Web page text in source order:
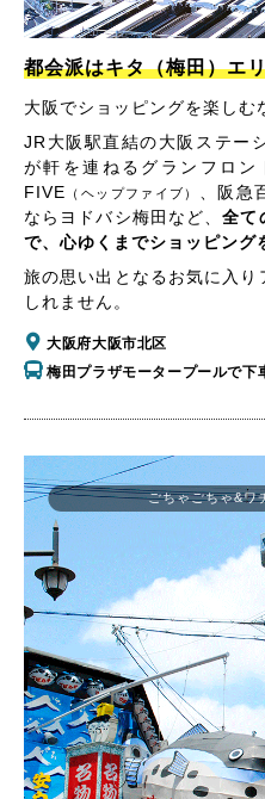
都会派はキタ（梅田）エ
大阪でショッピングを楽しむ
JR大阪駅直結の大阪ステー
が軒を連ねるグランフロン
FIVE （ヘップファイブ）
、阪
ならヨドバシ梅田など、全て
で、心ゆくまでショッピング
旅の思い出となるお気に入
しれません。
大阪府大阪市北区
梅田プラザモータープールで下
ごちゃごちゃ&ワ